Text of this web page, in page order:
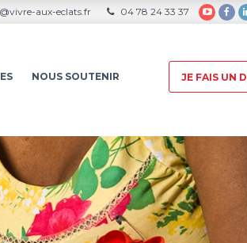
aux-eclats.fr 04 78 24 33 37
NOUS SOUTENIR JE FAIS UN